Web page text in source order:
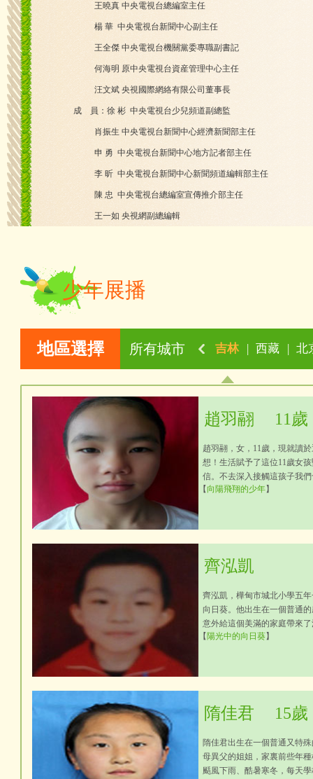
王曉真 中央電視台總編室主任
楊 華 中央電視台新聞中心副主任
王全傑 中央電視台機關黨委專職副書記
何海明 原中央電視台資産管理中心主任
汪文斌 央視國際網絡有限公司董事長
成 員：徐 彬 中央電視台少兒頻道副總監
肖振生 中央電視台新聞中心經濟新聞部主任
申 勇 中央電視台新聞中心地方記者部主任
李 昕 中央電視台新聞中心新聞頻道編輯部主任
陳 忠 中央電視台總編室宣傳推介部主任
王一如 央視網副總編輯
少年展播
地區選擇 所有城市 吉林 | 西藏 | 北
趙羽翮 11歲
趙羽翮，女，11歲，現就讀
想！生活賦予了這位11歲女
信。不去深入接觸這孩子我
【向陽飛翔的少年】
齊泓凱
齊泓凱，樺甸市城北小學五
向日葵。他出生在一個普通
意外給這個美滿的家庭帶來
【 陽光中的向日葵】
隋佳君 15歲
隋佳君出生在一個普通又特
母異父的姐姐，家裏前些年
颳風下雨、酷暑寒冬，每天